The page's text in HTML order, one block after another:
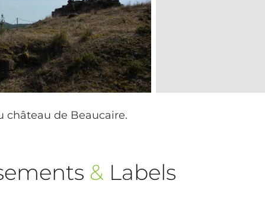
château de Beaucaire.
& Labels